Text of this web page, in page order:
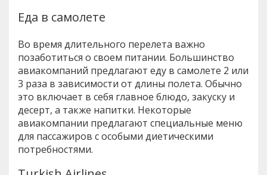
Еда в самолете
Во время длительного перелета важно
позаботиться о своем питании. Большинство
авиакомпаний предлагают еду в самолете 2 или
3 раза в зависимости от длины полета. Обычно
это включает в себя главное блюдо, закуску и
десерт, а также напитки. Некоторые
авиакомпании предлагают специальные меню
для пассажиров с особыми диетическими
потребностями.